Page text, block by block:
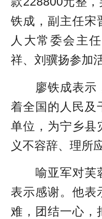
铁成，副主任宋
人大常委会主
祥、刘骥扬参加
廖铁成表示
着全国的人民及
单位，为宁乡县
义不容辞、理所
喻亚军对芙
表示感谢。他表
难，团结一心，